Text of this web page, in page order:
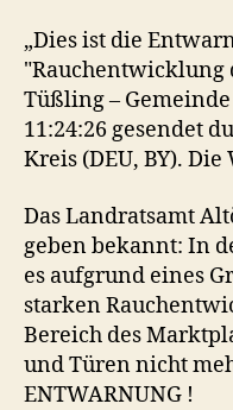
„Dies ist die
Tüßling –
11:24:26 gesendet
Kreis (DEU, BY).
Das Landratsamt
geben bekannt: In
es aufgrund eines
starken
Bereich des
und Türen nicht
ENTWARNUNG !